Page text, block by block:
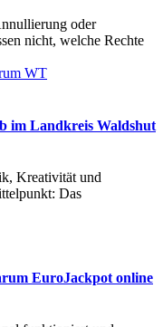
oder
nicht, welche Rechte
im Landkreis Waldshut
Kreativität und
Das
EuroJackpot online